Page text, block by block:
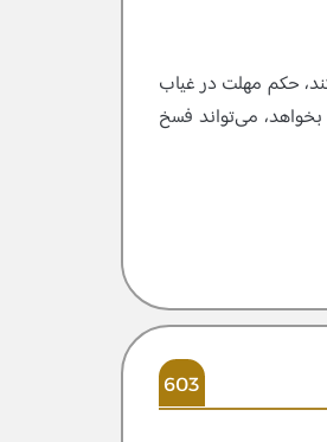
حكم مهلت در غياب
مى‌تواند فسخ
603